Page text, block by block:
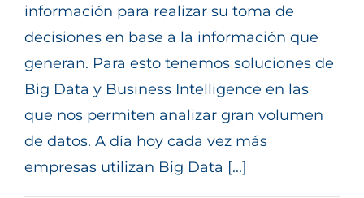
información para realizar su toma de
decisiones en base a la información que
generan. Para esto tenemos soluciones de
Big Data y Business Intelligence en las
que nos permiten analizar gran volumen
de datos. A día hoy cada vez más
empresas utilizan Big Data [...]